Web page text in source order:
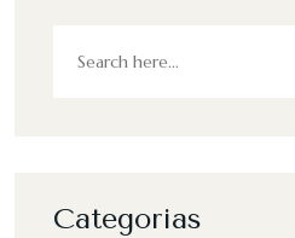
Categorias